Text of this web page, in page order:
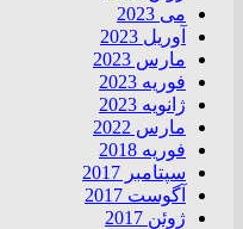
می 2023
آوریل 2023
مارس 2023
فوریه 2023
ژانویه 2023
مارس 2022
فوریه 2018
سپتامبر 2017
آگوست 2017
ژوئن 2017